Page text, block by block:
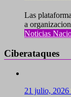
Las
a
Noticias
Ciberataques
21 julio, 2026